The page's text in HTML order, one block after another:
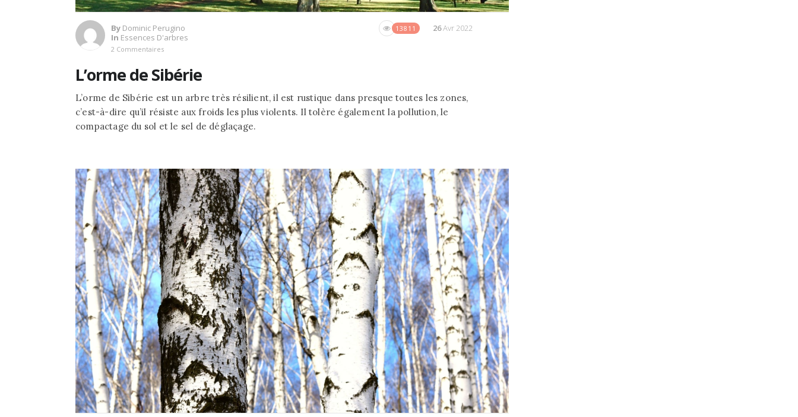
By Dominic Perugino
In Essences D'arbres
2 Commentaires
13811 26Avr 2022
L’orme de Sibérie
L’orme de Sibérie est un arbre très résilient, il est rustique dans presque toutes les zones,
c’est-à-dire qu’il résiste aux froids les plus violents. Il tolère également la pollution, le
compactage du sol et le sel de déglaçage.